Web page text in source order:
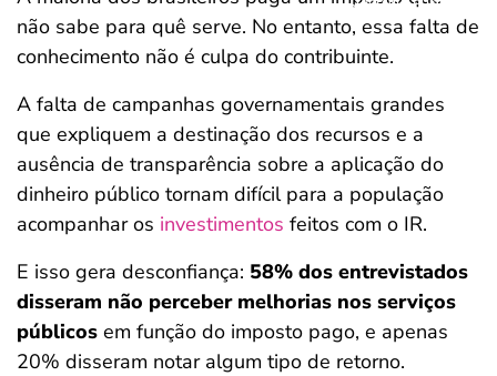
não sabe para quê serve. No entanto, essa falta de
conhecimento não é culpa do contribuinte.
A falta de campanhas governamentais grandes
que expliquem a destinação dos recursos e a
ausência de transparência sobre a aplicação do
dinheiro público tornam difícil para a população
acompanhar os investimentos feitos com o IR.
E isso gera desconfiança: 58% dos entrevistados
disseram não perceber melhorias nos serviços
públicos em função do imposto pago, e apenas
20% disseram notar algum tipo de retorno.